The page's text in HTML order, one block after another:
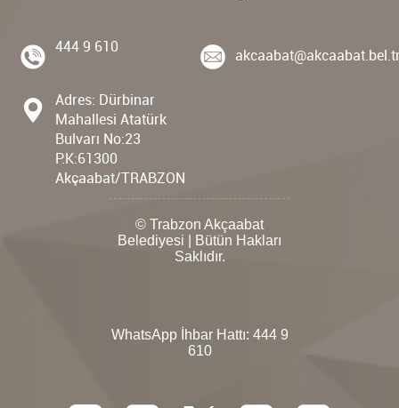
444 9 610
Adres: Dürbinar
Mahallesi Atatürk
Bulvarı No:23
P.K:61300
Akçaabat/TRABZON
© Trabzon Akçaabat
Belediyesi | Bütün Hakları
Saklıdır.
WhatsApp İhbar Hattı: 444 9
610